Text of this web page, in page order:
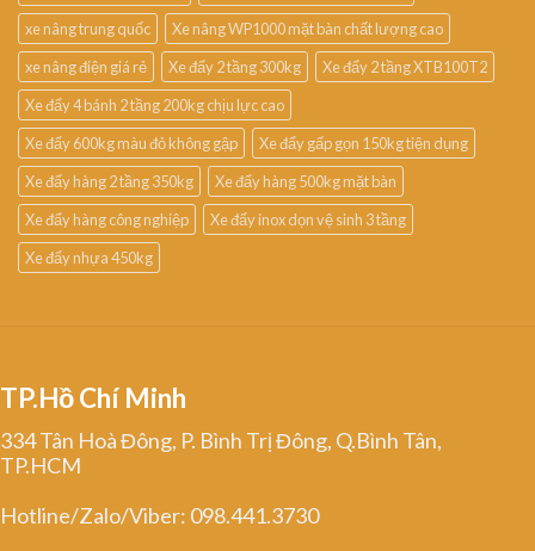
xe nâng trung quốc
Xe nâng WP1000 mặt bàn chất lượng cao
xe nâng điện giá rẻ
Xe đẩy 2 tầng 300kg
Xe đẩy 2 tầng XTB100T2
Xe đẩy 4 bánh 2 tầng 200kg chịu lực cao
Xe đẩy 600kg màu đỏ không gập
Xe đẩy gấp gọn 150kg tiện dụng
Xe đẩy hàng 2 tầng 350kg
Xe đẩy hàng 500kg mặt bàn
Xe đẩy hàng công nghiệp
Xe đẩy inox dọn vệ sinh 3 tầng
Xe đẩy nhựa 450kg
TP.Hồ Chí Minh
334 Tân Hoà Đông, P. Bình Trị Đông, Q.Bình Tân,
TP.HCM
Hotline/Zalo/Viber: 098.441.3730